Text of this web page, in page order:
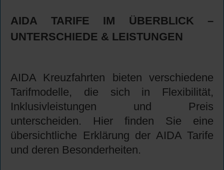
AIDA TARIFE IM ÜBERBLICK –
UNTERSCHIEDE & LEISTUNGEN
AIDA Kreuzfahrten bieten verschiedene
Tarifmodelle, die sich in Flexibilität,
Inklusivleistungen und Preis
unterscheiden. Hier finden Sie eine
übersichtliche Erklärung der AIDA Tarife
und deren Besonderheiten.